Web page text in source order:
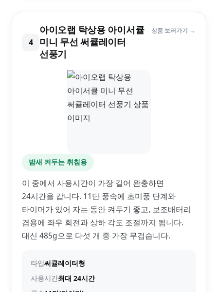
4
아이오랩 탁상용 아이서큘
미니 무선 써큘레이터
선풍기
상품 보러가기 →
밤새 켜두는 취침용
이 중에서 사용시간이 가장 길어 완충하면
24시간을 갑니다. 11단 풍속에 초미풍 단계와
타이머가 있어 자는 동안 켜두기 좋고, 보조배터리
겸용에 좌우 회전과 상하 각도 조절까지 됩니다.
대신 485g으로 다섯 개 중 가장 무겁습니다.
타입써큘레이터형
사용시간최대 24시간